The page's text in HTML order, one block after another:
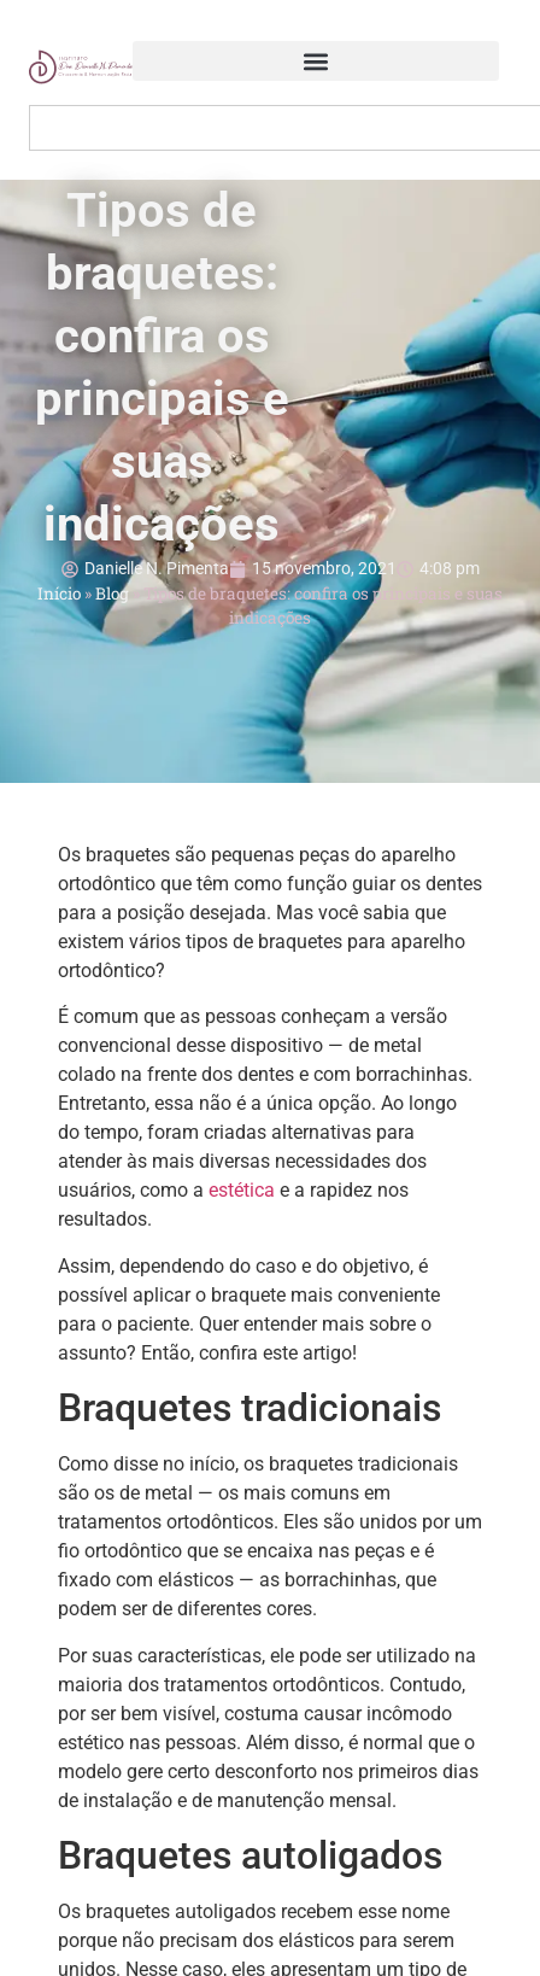
Tipos de
braquetes:
confira os
principais e
suas
indicações
Danielle N. Pimenta 15 novembro, 2021 4:08 pm
Início »Blog » Tipos de braquetes: confira os principais e suas
indicações
Os braquetes são pequenas peças do aparelho
ortodôntico que têm como função guiar os dentes
para a posição desejada. Mas você sabia que
existem vários tipos de braquetes para aparelho
ortodôntico?
É comum que as pessoas conheçam a versão
convencional desse dispositivo — de metal
colado na frente dos dentes e com borrachinhas.
Entretanto, essa não é a única opção. Ao longo
do tempo, foram criadas alternativas para
atender às mais diversas necessidades dos
usuários, como a estética e a rapidez nos
resultados.
Assim, dependendo do caso e do objetivo, é
possível aplicar o braquete mais conveniente
para o paciente. Quer entender mais sobre o
assunto? Então, confira este artigo!
Braquetes tradicionais
Como disse no início, os braquetes tradicionais
são os de metal — os mais comuns em
tratamentos ortodônticos. Eles são unidos por um
fio ortodôntico que se encaixa nas peças e é
fixado com elásticos — as borrachinhas, que
podem ser de diferentes cores.
Por suas características, ele pode ser utilizado na
maioria dos tratamentos ortodônticos. Contudo,
por ser bem visível, costuma causar incômodo
estético nas pessoas. Além disso, é normal que o
modelo gere certo desconforto nos primeiros dias
de instalação e de manutenção mensal.
Braquetes autoligados
Os braquetes autoligados recebem esse nome
porque não precisam dos elásticos para serem
unidos. Nesse caso, eles apresentam um tipo de